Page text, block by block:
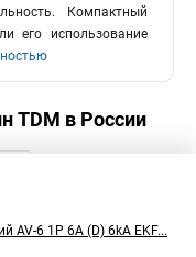
Компактный
его использование
TDM в России
AV-6 1P 6A (D) 6kA EKF...